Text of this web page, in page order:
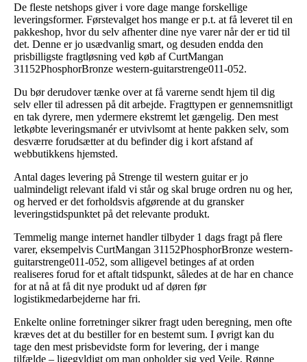
De fleste netshops giver i vore dage mange forskellige
leveringsformer. Førstevalget hos mange er p.t. at få leveret til en
pakkeshop, hvor du selv afhenter dine nye varer når der er tid til
det. Denne er jo usædvanlig smart, og desuden endda den
prisbilligste fragtløsning ved køb af CurtMangan
31152PhosphorBronze western-guitarstrenge011-052.
Du bør derudover tænke over at få varerne sendt hjem til dig
selv eller til adressen på dit arbejde. Fragttypen er gennemsnitligt
en tak dyrere, men ydermere ekstremt let gængelig. Den mest
letkøbte leveringsmanér er utvivlsomt at hente pakken selv, som
desværre forudsætter at du befinder dig i kort afstand af
webbutikkens hjemsted.
Antal dages levering på Strenge til western guitar er jo
ualmindeligt relevant ifald vi står og skal bruge ordren nu og her,
og herved er det forholdsvis afgørende at du gransker
leveringstidspunktet på det relevante produkt.
Temmelig mange internet handler tilbyder 1 dags fragt på flere
varer, eksempelvis CurtMangan 31152PhosphorBronze western-
guitarstrenge011-052, som alligevel betinges af at orden
realiseres forud for et aftalt tidspunkt, således at de har en chance
for at nå at få dit nye produkt ud af døren før
logistikmedarbejderne har fri.
Enkelte online forretninger sikrer fragt uden beregning, men ofte
kræves det at du bestiller for en bestemt sum. I øvrigt kan du
tage den mest prisbevidste form for levering, der i mange
tilfælde – ligegyldigt om man opholder sig ved Vejle, Rønne